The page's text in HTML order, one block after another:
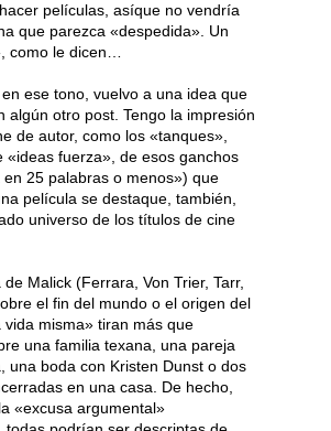
películas, asíque no vendría
que parezca «despedida». Un
como le dicen…
ese tono, vuelvo a una idea que
algún otro post. Tengo la impresión
de autor, como los «tanques»,
«ideas fuerza», de esos ganchos
25 palabras o menos») que
película se destaque, también,
universo de los títulos de cine
Malick (Ferrara, Von Trier, Tarr,
el fin del mundo o el origen del
vida misma» tiran más que
una familia texana, una pareja
una boda con Kristen Dunst o dos
en una casa. De hecho,
«excusa argumental»